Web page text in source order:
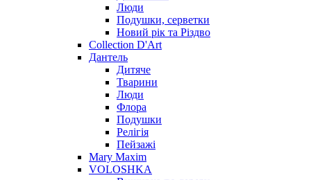
Люди
Подушки, серветки
Новий рік та Різдво
Collection D'Art
Дантель
Дитяче
Тварини
Люди
Флора
Подушки
Релігія
Пейзажі
Mary Maxim
VOLOSHKA